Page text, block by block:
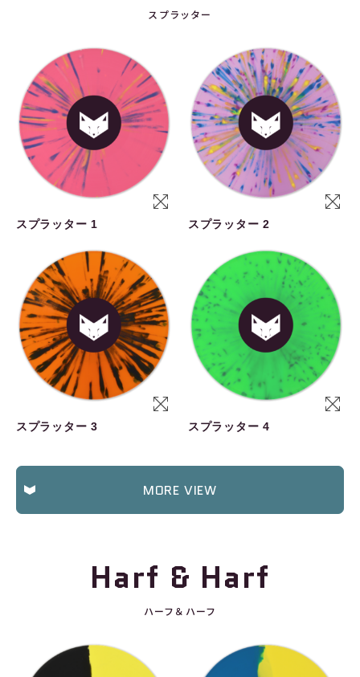
スプラッター
スプラッター 1 スプラッター 2
スプラッター 3 スプラッター 4
MORE VIEW
Harf & Harf
ハーフ＆ハーフ